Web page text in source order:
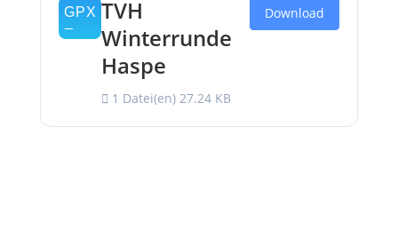
TVH
Winterrunde
Haspe
1 Datei(en) 27.24 KB
Download